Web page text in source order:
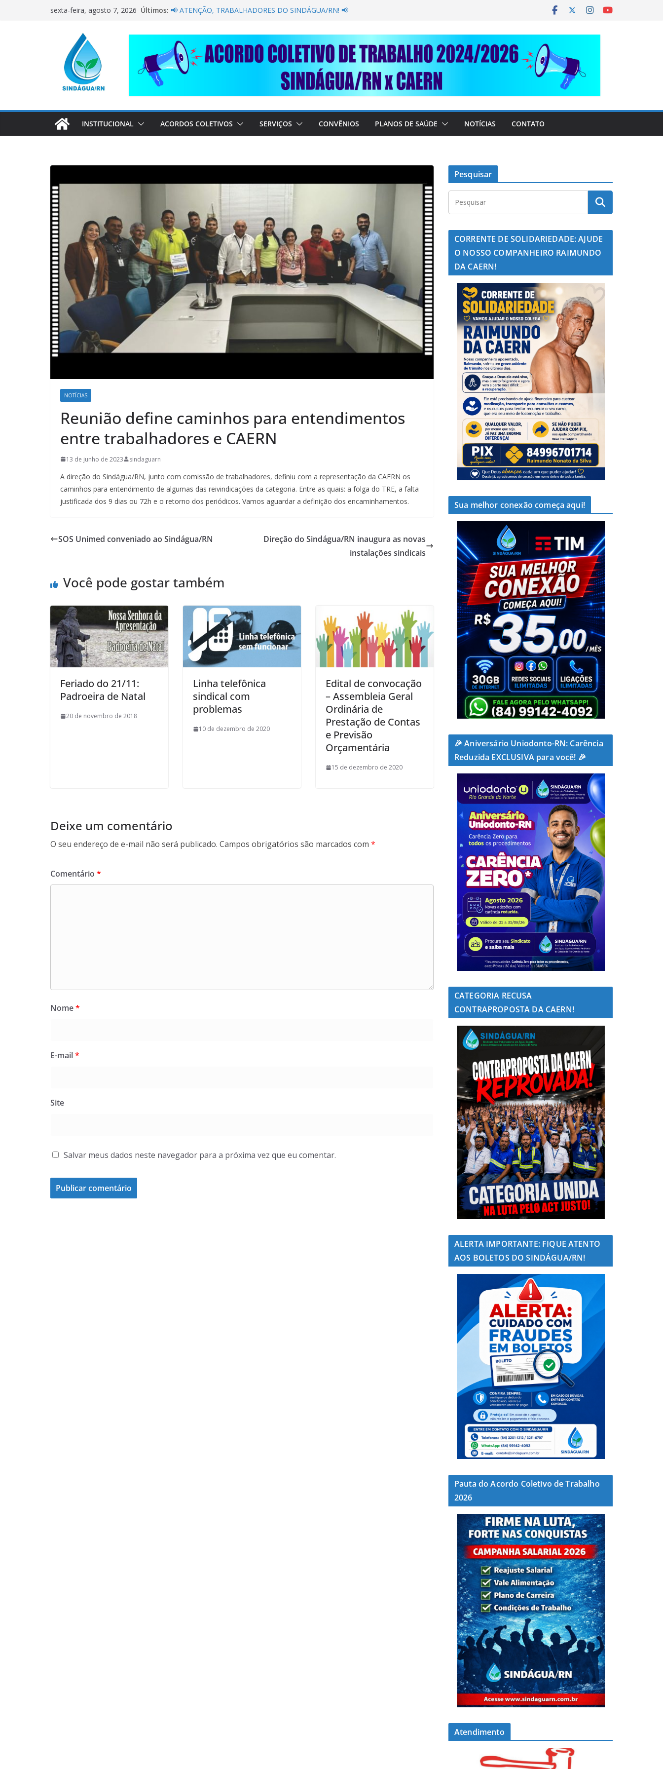
sexta-feira, agosto 7, 2026 Últimos:
NÃO DEIXE A GANÂNCIA SECAR SUA TORNEIRA: UNIDOS
PELA CAERN PÚBLICA
Sindágua/RN presente em importante debate com o Ministro
Luiz Marinho!
ELE AVISOU SOBRE A SABESP! 🚨
CORRENTE DE SOLIDARIEDADE: AJUDE O NOSSO
COMPANHEIRO RAIMUNDO DA CAERN!
INSTITUCIONAL ACORDOS COLETIVOS SERVIÇOS CONVÊNIOS PLANOS DE SAÚDE NOTÍCIAS CONTATO
NOTÍCIAS
Reunião define caminhos para entendimentos
entre trabalhadores e CAERN
13 de junho de 2023 sindaguarn
A direção do Sindágua/RN, junto com comissão de trabalhadores, definiu com a representação da CAERN os
caminhos para entendimento de algumas das reivindicações da categoria. Entre as quais: a folga do TRE, a falta
justificada dos 9 dias ou 72h e o retorno dos periódicos. Vamos aguardar a definição dos encaminhamentos.
SOS Unimed conveniado ao Sindágua/RN
Direção do Sindágua/RN inaugura as novas
instalações sindicais
Você pode gostar também
Feriado do 21/11:
Padroeira de Natal
20 de novembro de 2018
Linha telefônica
sindical com
problemas
10 de dezembro de 2020
Edital de convocação
– Assembleia Geral
Ordinária de
Prestação de Contas
e Previsão
Orçamentária
15 de dezembro de 2020
Deixe um comentário
O seu endereço de e-mail não será publicado. Campos obrigatórios são marcados com *
Comentário *
Nome*
E-mail*
Site
Salvar meus dados neste navegador para a próxima vez que eu comentar.
Pesquisar
CORRENTE DE SOLIDARIEDADE: AJUDE
O NOSSO COMPANHEIRO RAIMUNDO
DA CAERN!
Sua melhor conexão começa aqui!
🎉 Aniversário Uniodonto-RN: Carência
Reduzida EXCLUSIVA para você! 🎉
CATEGORIA RECUSA
CONTRAPROPOSTA DA CAERN!
ALERTA IMPORTANTE: FIQUE ATENTO
AOS BOLETOS DO SINDÁGUA/RN!
Pauta do Acordo Coletivo de Trabalho
2026
Atendimento